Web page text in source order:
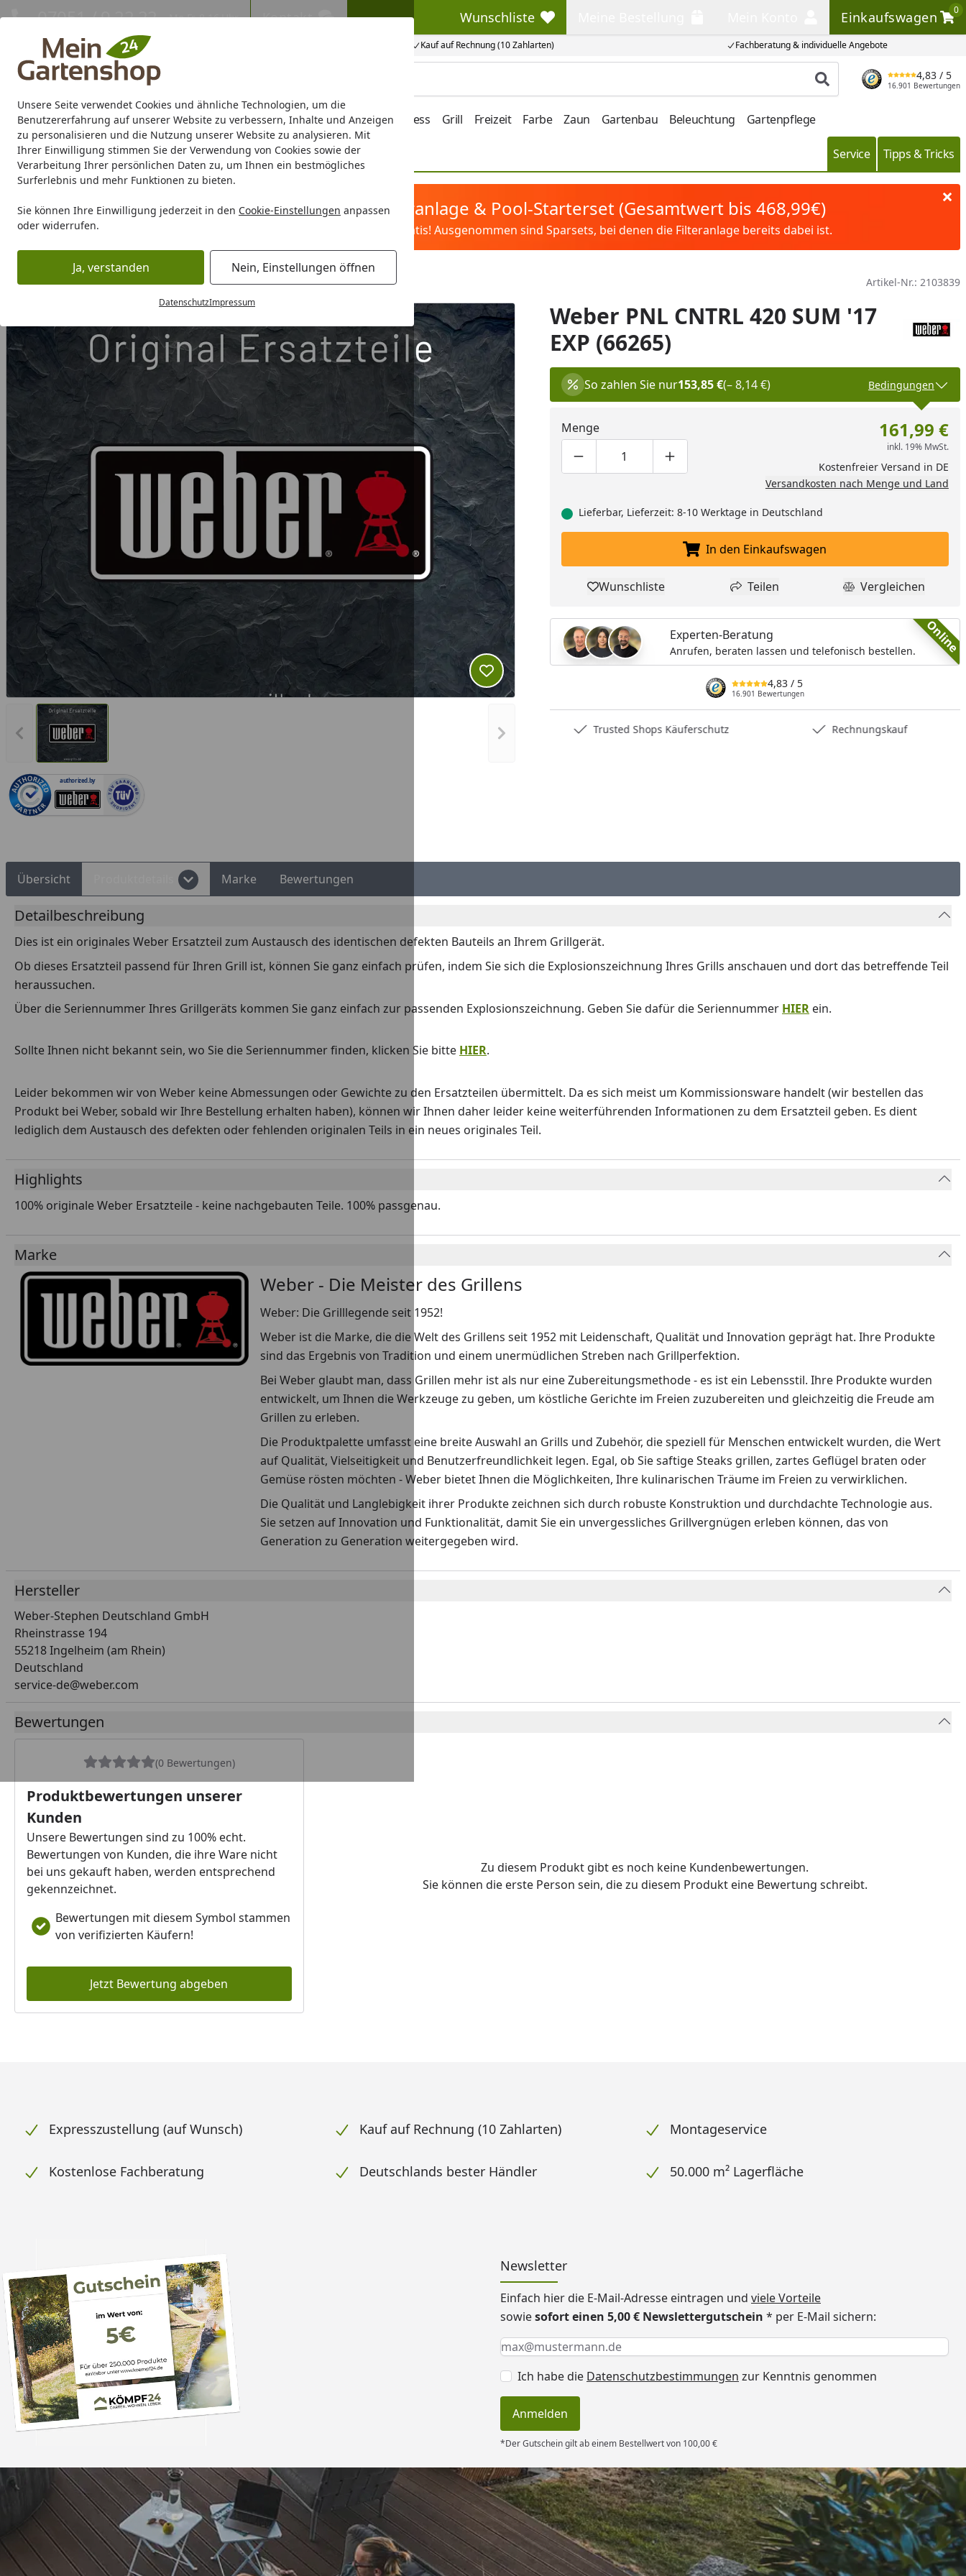
Unsere Seite verwendet Cookies und ähnliche Technologien, um die
Benutzererfahrung auf unserer Website zu verbessern, Inhalte und Anzeigen
zu personalisieren und die Nutzung unserer Website zu analysieren. Mit
Ihrer Einwilligung stimmen Sie der Verwendung von Cookies sowie der
Verarbeitung Ihrer persönlichen Daten zu, um Ihnen ein bestmögliches
Surferlebnis und mehr Funktionen zu bieten.
Sie können Ihre Einwilligung jederzeit in den Cookie-Einstellungen anpassen
oder widerrufen.
Ja, verstanden Nein, Einstellungen öffnen
DatenschutzImpressum
Eigene Montage-Teams Kauf auf Rechnung (10 Zahlarten) Fachberatung & individuelle Angebote
07051 / 9 22 22 Mo-Fr. 8-16 Uhr Kontakt Wunschliste
Wunschliste Einkaufswagen
0
Einkaufswagen
Produkt suchen
4,83 / 5
16.901 Bewertungen
Gartenhaus Gerätehaus Gewächshaus Carport/Garage/Vordach Wellness Grill Freizeit Farbe Zaun Gartenbau Beleuchtung Gartenpflege
Marken Sale % Service Tipps & Tricks
Karibu Pools inkl. gratis Sandfilteranlage & Pool-Starterset (Gesamtwert bis 468,99€)
Dein Traumpool im Sorglos-Paket: Filter&Pflege gratis! Ausgenommen sind Sparsets, bei denen die Filteranlage bereits dabei ist.
Grill Grill Ersatzteile Weber PNL CNTRL 420 SUM '17 EXP (66265) Artikel-Nr.: 2103839
Vorheriges Bild anzeigen Nächstes Bild anzeigen
Produkt zur Wunschliste hinzufügen
authorized.by
Weber PNL CNTRL 420 SUM '17
EXP (66265)
So zahlen Sie nur153,85 €(– 8,14 €) Bedingungen
Menge
Produktmenge um eins verringern
Produktmenge manuell eingeben
Produktmenge um eins erhöhen
161,99 €
inkl. 19% MwSt.
Kostenfreier Versand in DE
Versandkosten nach Menge und Land
Lieferbar, Lieferzeit: 8-10 Werktage in Deutschland
In den Einkaufswagen legen
In den Einkaufswagen
Produkt zur Wunschliste hinzufügen
Wunschliste Teilen
Teilen Produkt
Vergleichen
Online
Experten-Beratung
Anrufen, beraten lassen und telefonisch bestellen.
4,83 / 5
16.901 Bewertungen
Deutschlands bester Händler Trusted Shops Käuferschutz Rechnungskauf
Übersicht Marke Bewertungen
Detailbeschreibung
Dies ist ein originales Weber Ersatzteil zum Austausch des identischen defekten Bauteils an Ihrem Grillgerät.
Ob dieses Ersatzteil passend für Ihren Grill ist, können Sie ganz einfach prüfen, indem Sie sich die Explosionszeichnung Ihres Grills anschauen und dort das betreffende Teil
heraussuchen.
Über die Seriennummer Ihres Grillgeräts kommen Sie ganz einfach zur passenden Explosionszeichnung. Geben Sie dafür die Seriennummer HIER ein.
Sollte Ihnen nicht bekannt sein, wo Sie die Seriennummer finden, klicken Sie bitte HIER.
Leider bekommen wir von Weber keine Abmessungen oder Gewichte zu den Ersatzteilen übermittelt. Da es sich meist um Kommissionsware handelt (wir bestellen das
Produkt bei Weber, sobald wir Ihre Bestellung erhalten haben), können wir Ihnen daher leider keine weiterführenden Informationen zu dem Ersatzteil geben. Es dient
lediglich dem Austausch des defekten oder fehlenden originalen Teils in ein neues originales Teil.
Highlights
100% originale Weber Ersatzteile - keine nachgebauten Teile. 100% passgenau.
Marke
Weber - Die Meister des Grillens
Weber: Die Grilllegende seit 1952!
Weber ist die Marke, die die Welt des Grillens seit 1952 mit Leidenschaft, Qualität und Innovation geprägt hat. Ihre Produkte
sind das Ergebnis von Tradition und einem unermüdlichen Streben nach Grillperfektion.
Bei Weber glaubt man, dass Grillen mehr ist als nur eine Zubereitungsmethode - es ist ein Lebensstil. Ihre Produkte wurden
entwickelt, um Ihnen die Werkzeuge zu geben, um köstliche Gerichte im Freien zuzubereiten und gleichzeitig die Freude am
Grillen zu erleben.
Die Produktpalette umfasst eine breite Auswahl an Grills und Zubehör, die speziell für Menschen entwickelt wurden, die Wert
auf Qualität, Vielseitigkeit und Benutzerfreundlichkeit legen. Egal, ob Sie saftige Steaks grillen, zartes Geflügel braten oder
Gemüse rösten möchten - Weber bietet Ihnen die Möglichkeiten, Ihre kulinarischen Träume im Freien zu verwirklichen.
Die Qualität und Langlebigkeit ihrer Produkte zeichnen sich durch robuste Konstruktion und durchdachte Technologie aus.
Sie setzen auf Innovation und Funktionalität, damit Sie ein unvergessliches Grillvergnügen erleben können, das von
Generation zu Generation weitergegeben wird.
Hersteller
Weber-Stephen Deutschland GmbH
Rheinstrasse 194
55218 Ingelheim (am Rhein)
Deutschland
service-de@weber.com
Bewertungen
(0 Bewertungen)
Produktbewertungen unserer
Kunden
Unsere Bewertungen sind zu 100% echt.
Bewertungen von Kunden, die ihre Ware nicht
bei uns gekauft haben, werden entsprechend
gekennzeichnet.
Bewertungen mit diesem Symbol stammen
von verifizierten Käufern!
Jetzt Bewertung abgeben
Zu diesem Produkt gibt es noch keine Kundenbewertungen.
Sie können die erste Person sein, die zu diesem Produkt eine Bewertung schreibt.
Expresszustellung (auf Wunsch) Kauf auf Rechnung (10 Zahlarten) Montageservice
Kostenlose Fachberatung Deutschlands bester Händler 50.000 m² Lagerfläche
Newsletter
Einfach hier die E-Mail-Adresse eintragen und viele Vorteile
sowiesofort einen 5,00 € Newslettergutschein * per E-Mail sichern:
Keine Eingabe erforderlich
Eingabe erforderlich
E-Mail *
Ich habe die Datenschutzbestimmungen zur Kenntnis genommen
Anmelden
*Der Gutschein gilt ab einem Bestellwert von 100,00 €
Trusted Shops
„Super schnell gelifert. Ware passt
100%. Alles wie beschrieben. Dank
“
Versand